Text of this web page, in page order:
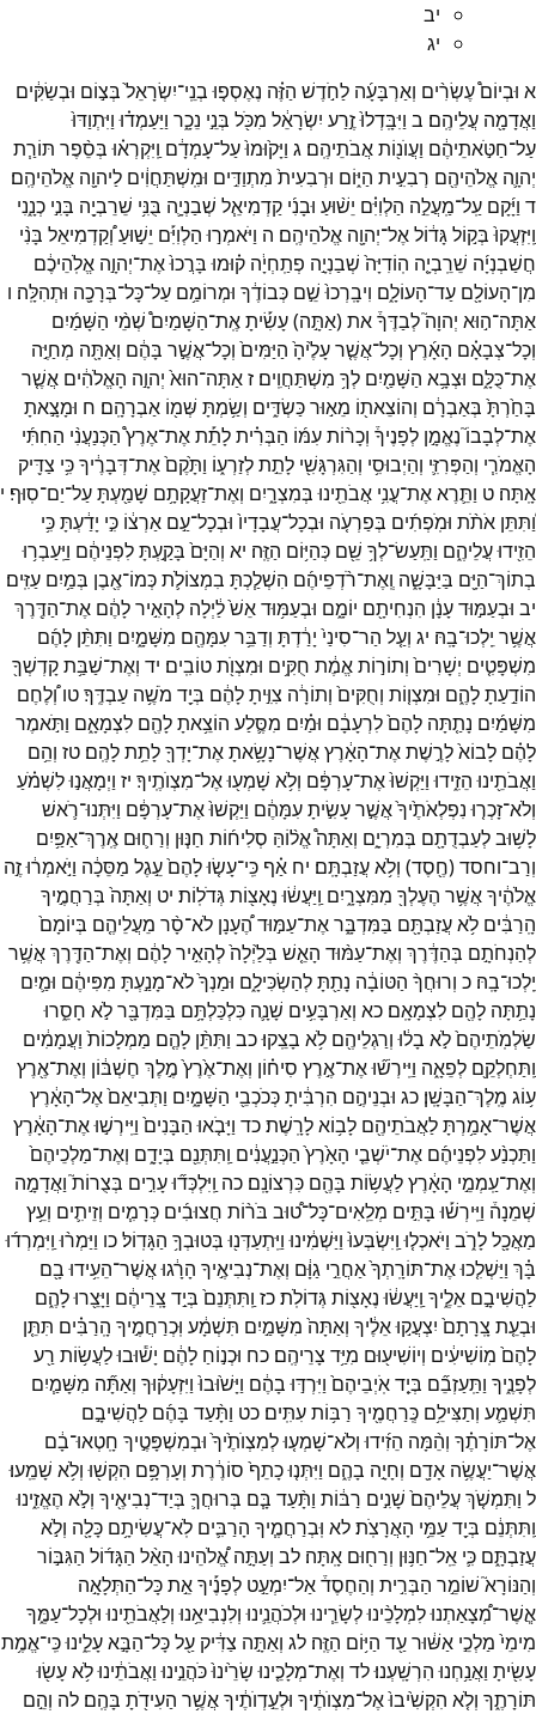
יב
יג
א וּבְיוֹם֩עֶשְׂרִ֨ים וְאַרְבָּעָ֜ה לַחֹ֣דֶשׁ הַזֶּ֗ה נֶאֶסְפ֤וּ בְנֵֽי־יִשְׂרָאֵל֙ בְּצ֣וֹם וּבְשַׂקִּ֔ים
וַאֲדָמָ֖ה עֲלֵיהֶֽם׃ ב וַיִּבָּֽדְלוּ֙זֶ֣רַע יִשְׂרָאֵ֔ל מִכֹּ֖ל בְּנֵ֣י נֵכָ֑ר וַיַּעַמְד֗וּ וַיִּתְוַדּוּ֙
עַל־חַטֹּ֣אתֵיהֶ֔ם וַעֲוֺנ֖וֹתאֲבֹתֵיהֶֽם׃ ג וַיָּק֙וּמוּ֙עַל־עָמְדָ֔ם וַֽיִּקְרְא֗וּ בְּסֵ֨פֶר תּוֹרַ֧ת
יְהוָ֛ה אֱלֹהֵיהֶ֖ם רְבִעִ֣ית הַיּ֑וֹם וּרְבִעִית֙ מִתְוַדִּ֣ים וּמִֽשְׁתַּחֲוִ֔ים לַיהוָ֖ה אֱלֹהֵיהֶֽם׃
ד וַיָּ֜קָם עַֽל־מַֽעֲלֵ֣ה הַלְוִיִּ֗ם יֵשׁ֨וּעַ וּבָנִ֜י קַדְמִיאֵ֧ל שְׁבַנְיָ֛ה בֻּנִּ֥י שֵׁרֵבְיָ֖ה בָּנִ֣י כְנָ֑נִי
וַֽיִּזְעֲקוּ֙ בְּק֣וֹלגָּד֔וֹלאֶל־יְהוָ֖ה אֱלֹהֵיהֶֽם׃ ה וַיֹּאמְר֣וּ הַלְוִיִּ֡ם יֵשׁ֣וּעַוְ֠קַדְמִיאֵל בָּנִ֨י
חֲשַׁבְנְיָ֜ה שֵׁרֵֽבְיָ֤ה הֽוֹדִיָּה֙ שְׁבַנְיָ֣ה פְתַֽחְיָ֔ה ק֗וּמוּ בָּרֲכוּ֙אֶת־יְהוָ֣ה אֱלֹֽהֵיכֶ֔ם
מִן־הָעוֹלָ֖ם עַד־הָעוֹלָ֑ם וִיבָֽרְכוּ֙ שֵׁ֣ם כְּבוֹדֶ֔ךָ וּמְרוֹמַ֥ם עַל־כָּל־בְּרָכָ֖ה וּתְהִלָּֽה׃ ו
אַתָּה־ה֣וּא יְהוָה֮לְבַדֶּךָ֒את(אַתָּ֣ה)עָשִׂ֡יתָאֶֽת־הַשָּׁמַיִם֩ שְׁמֵ֨י הַשָּׁמַ֜יִם
וְכָל־צְבָאָ֗ם הָאָ֜רֶץ וְכָל־אֲשֶׁ֤רעָלֶ֙יהָ֙ הַיַּמִּים֙ וְכָל־אֲשֶׁ֣ר בָּהֶ֔ם וְאַתָּ֖ה מְחַיֶּ֣ה
אֶת־כֻּלָּ֑ם וּצְבָ֥א הַשָּׁמַ֖יִם לְךָ֥ מִשְׁתַּחֲוִֽים׃ זאַתָּה־הוּא֙ יְהוָ֣ה הָאֱלֹהִ֔ים אֲשֶׁ֤ר
בָּחַ֙רְתָּ֙ בְּאַבְרָ֔ם וְהוֹצֵאת֖וֹ מֵא֣וּרכַּשְׂדִּ֑ים וְשַׂ֥מְתָּשְּׁמ֖וֹ אַבְרָהָֽם׃ ח וּמָצָ֣אתָ
אֶת־לְבָבוֹ֮ נֶאֱמָ֣ן לְפָנֶיךָ֒ וְכָר֨וֹתעִמּ֜וֹ הַבְּרִ֗יתלָתֵ֡תאֶת־אֶרֶץ֩ הַכְּנַעֲנִ֨י הַחִתִּ֜י
הָאֱמֹרִ֧י וְהַפְּרִזִּ֛י וְהַיְבוּסִ֥י וְהַגִּרְגָּשִׁ֖י לָתֵ֣תלְזַרְע֑וֹ וַתָּ֙קֶם֙אֶת־דְּבָרֶ֔יךָכִּ֥י צַדִּ֖יק
אָֽתָּה׃ ט וַתֵּ֛רֶאאֶת־עֳנִ֥י אֲבֹתֵ֖ינוּ בְּמִצְרָ֑יִם וְאֶת־זַעֲקָתָ֥ם שָׁמַ֖עְתָּעַל־יַם־סֽוּף׃ י
וַ֠תִּתֵּן אֹתֹ֨ת וּמֹֽפְתִ֜ים בְּפַרְעֹ֤ה וּבְכָל־עֲבָדָיו֙ וּבְכָל־עַ֣ם אַרְצ֔וֹ כִּ֣י יָדַ֔עְתָּכִּ֥י
הֵזִ֖ידוּעֲלֵיהֶ֑ם וַתַּֽעַשׂ־לְךָ֥ שֵׁ֖ם כְּהַיּ֥וֹם הַזֶּֽה׃ יא וְהַיָּם֙ בָּקַ֣עְתָּלִפְנֵיהֶ֔ם וַיַּֽעַבְר֥וּ
בְתוֹךְ־הַיָּ֖ם בַּיַּבָּשָׁ֑ה וְֽאֶת־רֹ֨דְפֵיהֶ֜ם הִשְׁלַ֧כְתָּ בִמְצוֹלֹ֛תכְּמוֹ־אֶ֖בֶן בְּמַ֥יִם עַזִּֽים׃
יב וּבְעַמּ֣וּדעָנָ֔ן הִנְחִיתָ֖ם יוֹמָ֑ם וּבְעַמּ֥וּדאֵשׁ֙לַ֔יְלָה לְהָאִ֣ירלָהֶ֔ם אֶת־הַדֶּ֖רֶךְ
אֲשֶׁ֥ר יֵֽלְכוּ־בָֽהּ׃ יג וְעַ֤ל הַר־סִינַי֙ יָרַ֔דְתָּ וְדַבֵּ֥רעִמָּהֶ֖ם מִשָּׁמָ֑יִם וַתִּתֵּ֨ן לָהֶ֜ם
מִשְׁפָּטִ֤ים יְשָׁרִים֙ וְתוֹר֣וֹתאֱמֶ֔ת חֻקִּ֥ים וּמִצְוֺ֖תטוֹבִֽים׃ יד וְאֶת־שַׁבַּ֥תקָדְשְׁךָ֖
הוֹדַ֣עַתָלָהֶ֑ם וּמִצְו֤וֹת וְחֻקִּים֙ וְתוֹרָ֔ה צִוִּ֣יתָלָהֶ֔ם בְּיַ֖ד מֹשֶׁ֥ה עַבְדֶּֽךָ׃טו וְ֠לֶחֶם
מִשָּׁמַ֜יִם נָתַ֤תָּה לָהֶם֙לִרְעָבָ֔ם וּמַ֗יִם מִסֶּ֛לַע הוֹצֵ֥אתָלָהֶ֖ם לִצְמָאָ֑ם וַתֹּ֣אמֶר
לָהֶ֗ם לָבוֹא֙לָרֶ֣שֶׁתאֶת־הָאָ֔רֶץאֲשֶׁר־נָשָׂ֥אתָאֶת־יָדְךָ֖לָתֵ֥תלָהֶֽם׃ טז וְהֵ֥ם
וַאֲבֹתֵ֖ינוּ הֵזִ֑ידוּ וַיַּקְשׁוּ֙אֶת־עָרְפָּ֔ם וְלֹ֥א שָׁמְע֖וּאֶל־מִצְוֺתֶֽיךָ׃ יז וַיְמָאֲנ֣וּלִשְׁמֹ֗עַ
וְלֹא־זָכְר֤וּ נִפְלְאֹתֶ֙יךָ֙אֲשֶׁ֣רעָשִׂ֣יתָעִמָּהֶ֔ם וַיַּקְשׁוּ֙אֶת־עָרְפָּ֔ם וַיִּתְּנוּ־רֹ֛אשׁ
לָשׁ֥וּבלְעַבְדֻתָ֖ם בְּמִרְיָ֑ם וְאַתָּה֩אֱל֨וֹהַּ סְלִיח֜וֹת חַנּ֧וּן וְרַח֛וּם אֶֽרֶךְ־אַפַּ֥יִם
וְרַב־וחסד(חֶ֖סֶד) וְלֹ֥אעֲזַבְתָּֽם׃ יח אַ֗ף כִּֽי־עָשׂ֤וּלָהֶם֙עֵ֣גֶל מַסֵּכָ֔ה וַיֹּ֣אמְר֔וּזֶ֣ה
אֱלֹהֶ֔יךָאֲשֶׁ֥ר הֶעֶלְךָ֖ מִמִּצְרָ֑יִם וַֽיַּעֲשׂ֔וּ נֶאָצ֖וֹתגְּדֹלֽוֹת׃ יט וְאַתָּה֙ בְּרַחֲמֶ֣יךָ
הָֽרַבִּ֔ים לֹ֥אעֲזַבְתָּ֖ם בַּמִּדְבָּ֑ראֶת־עַמּ֣וּדהֶ֠עָנָן לֹא־סָ֨ר מֵעֲלֵיהֶ֤ם בְּיוֹמָם֙
לְהַנְחֹתָ֣ם בְּהַדֶּ֔רֶךְ וְאֶת־עַמּ֨וּד הָאֵ֤שׁ בְּלַ֙יְלָה֙לְהָאִ֣ירלָהֶ֔ם וְאֶת־הַדֶּ֖רֶךְאֲשֶׁ֥ר
יֵֽלְכוּ־בָֽהּ׃ כ וְרוּחֲךָ֨ הַטּוֹבָ֔ה נָתַ֖תָּלְהַשְׂכִּילָ֑ם וּמַנְךָ֙לֹא־מָנַ֣עְתָּ מִפִּיהֶ֔ם וּמַ֛יִם
נָתַ֥תָּה לָהֶ֖ם לִצְמָאָֽם׃ כא וְאַרְבָּעִ֥ים שָׁנָ֛ה כִּלְכַּלְתָּ֥ם בַּמִּדְבָּ֖רלֹ֣א חָסֵ֑רוּ
שַׂלְמֹֽתֵיהֶם֙לֹ֣א בָל֔וּ וְרַגְלֵיהֶ֖ם לֹ֥א בָצֵֽקוּ׃כב וַתִּתֵּ֨ן לָהֶ֤ם מַמְלָכוֹת֙ וַעֲמָמִ֔ים
וַֽתַּחְלְקֵ֖ם לְפֵאָ֑ה וַיִּֽירְשׁ֞וּאֶת־אֶ֣רֶץ סִיח֗וֹן וְאֶת־אֶ֙רֶץ֙ מֶ֣לֶךְ חֶשְׁבּ֔וֹן וְאֶת־אֶ֖רֶץ
ע֥וֹג מֶֽלֶךְ־הַבָּשָֽׁן׃ כג וּבְנֵיהֶ֣ם הִרְבִּ֔יתָכְּכֹכְבֵ֖י הַשָּׁמָ֑יִם וַתְּבִיאֵם֙אֶל־הָאָ֔רֶץ
אֲשֶׁר־אָמַ֥רְתָּלַאֲבֹתֵיהֶ֖ם לָב֥וֹאלָרָֽשֶׁת׃כד וַיָּבֹ֤אוּ הַבָּנִים֙ וַיִּֽירְשׁ֣וּאֶת־הָאָ֔רֶץ
וַתַּכְנַ֨עלִפְנֵיהֶ֜ם אֶת־יֹשְׁבֵ֤י הָאָ֙רֶץ֙ הַכְּנַ֣עֲנִ֔ים וַֽתִּתְּנֵ֖ם בְּיָדָ֑ם וְאֶת־מַלְכֵיהֶם֙
וְאֶת־עַֽמְמֵ֣י הָאָ֔רֶץלַעֲשׂ֥וֹת בָּהֶ֖ם כִּרְצוֹנָֽם׃ כה וַֽיִּלְכְּד֞וּעָרִ֣ים בְּצֻרוֹת֮ וַאֲדָמָ֣ה
שְׁמֵנָה֒ וַיִּֽירְשׁ֡וּ בָּתִּ֣ים מְלֵֽאִים־כָּל־ט֠וּב בֹּר֨וֹת חֲצוּבִ֜ים כְּרָמִ֧ים וְזֵיתִ֛ים וְעֵ֥ץ
מַאֲכָ֖ללָרֹ֑ב וַיֹּאכְל֤וּ וַֽיִּשְׂבְּעוּ֙ וַיַּשְׁמִ֔ינוּ וַיִּֽתְעַדְּנ֖וּ בְּטוּבְךָ֥ הַגָּדֽוֹל׃כו וַיַּמְר֨וּ וַֽיִּמְרְד֜וּ
בָּ֗ךְ וַיַּשְׁלִ֤כוּאֶת־תּוֹרָֽתְךָ֙אַחֲרֵ֣י גַוָּ֔ם וְאֶת־נְבִיאֶ֣יךָ הָרָ֔גוּאֲשֶׁר־הֵעִ֥ידוּ בָ֖ם
לַהֲשִׁיבָ֣ם אֵלֶ֑יךָ וַֽיַּעֲשׂ֔וּ נֶאָצ֖וֹתגְּדוֹלֹֽת׃כז וַֽתִּתְּנֵם֙ בְּיַ֣ד צָֽרֵיהֶ֔ם וַיָּצֵ֖רוּלָהֶ֑ם
וּבְעֵ֤ת צָֽרָתָם֙ יִצְעֲק֣וּאֵלֶ֔יךָ וְאַתָּה֙ מִשָּׁמַ֣יִם תִּשְׁמָ֔ע וּֽכְרַחֲמֶ֣יךָ הָֽרַבִּ֗ים תִּתֵּ֤ן
לָהֶם֙ מֽוֹשִׁיעִ֔ים וְיוֹשִׁיע֖וּם מִיַּ֥ד צָרֵיהֶֽם׃ כח וּכְנ֣וֹחַ לָהֶ֔ם יָשׁ֕וּבוּלַעֲשׂ֥וֹת רַ֖ע
לְפָנֶ֑יךָ וַתַּֽעַזְבֵ֞ם בְּיַ֤דאֹֽיְבֵיהֶם֙ וַיִּרְדּ֣וּ בָהֶ֔ם וַיָּשׁ֙וּבוּ֙ וַיִּזְעָק֔וּךָ וְאַתָּ֞ה מִשָּׁמַ֧יִם
תִּשְׁמַ֛ע וְתַצִּילֵ֥ם כְּֽרַחֲמֶ֖יךָ רַבּ֥וֹתעִתִּֽים׃ כט וַתָּ֨עַד בָּהֶ֜ם לַהֲשִׁיבָ֣ם
אֶל־תּוֹרָתֶ֗ךָ וְהֵ֨מָּה הֵזִ֜ידוּ וְלֹא־שָׁמְע֤וּלְמִצְוֺתֶ֙יךָ֙ וּבְמִשְׁפָּטֶ֣יךָ חָֽטְאוּ־בָ֔ם
אֲשֶׁר־יַעֲשֶׂ֥ה אָדָ֖ם וְחָיָ֣ה בָהֶ֑ם וַיִּתְּנ֤וּכָתֵף֙ סוֹרֶ֔רֶת וְעָרְפָּ֥ם הִקְשׁ֖וּ וְלֹ֥א שָׁמֵֽעוּ׃
ל וַתִּמְשֹׁ֤ךְעֲלֵיהֶם֙ שָׁנִ֣ים רַבּ֔וֹת וַתָּ֨עַד בָּ֧ם בְּרוּחֲךָ֛ בְּיַד־נְבִיאֶ֖יךָ וְלֹ֣א הֶאֱזִ֑ינוּ
וַֽתִּתְּנֵ֔ם בְּיַ֖דעַמֵּ֥י הָאֲרָצֹֽת׃לא וּֽבְרַחֲמֶ֧יךָ הָרַבִּ֛ים לֹֽא־עֲשִׂיתָ֥ם כָּלָ֖ה וְלֹ֣א
עֲזַבְתָּ֑ם כִּ֛י אֵֽל־חַנּ֥וּן וְרַח֖וּם אָֽתָּה׃ לב וְעַתָּ֣ה אֱ֠לֹהֵינוּ הָאֵ֨ל הַגָּד֜וֹל הַגִּבּ֣וֹר
וְהַנּוֹרָא֮ שׁוֹמֵ֣ר הַבְּרִ֣ית וְהַחֶסֶד֒אַל־יִמְעַ֣ט לְפָנֶ֡יךָאֵ֣תכָּל־הַתְּלָאָ֣ה
אֲֽשֶׁר־מְ֠צָאַתְנוּלִמְלָכֵ֨ינוּלְשָׂרֵ֧ינוּ וּלְכֹהֲנֵ֛ינוּ וְלִנְבִיאֵ֥נוּ וְלַאֲבֹתֵ֖ינוּ וּלְכָל־עַמֶּ֑ךָ
מִימֵי֙ מַלְכֵ֣י אַשּׁ֔וּרעַ֖ד הַיּ֥וֹם הַזֶּֽה׃ לג וְאַתָּ֣ה צַדִּ֔יק עַ֖לכָּל־הַבָּ֣אעָלֵ֑ינוּכִּֽי־אֱמֶ֥ת
עָשִׂ֖יתָ וַאֲנַ֥חְנוּ הִרְשָֽׁעְנוּ׃לד וְאֶת־מְלָכֵ֤ינוּ שָׂרֵ֙ינוּ֙כֹּהֲנֵ֣ינוּ וַאֲבֹתֵ֔ינוּלֹ֥אעָשׂ֖וּ
תּוֹרָתֶ֑ךָ וְלֹ֤א הִקְשִׁ֙יבוּ֙אֶל־מִצְוֺתֶ֔יךָ וּלְעֵ֣דְוֺתֶ֔יךָאֲשֶׁ֥ר הַעִידֹ֖תָ בָּהֶֽם׃ לה וְהֵ֣ם